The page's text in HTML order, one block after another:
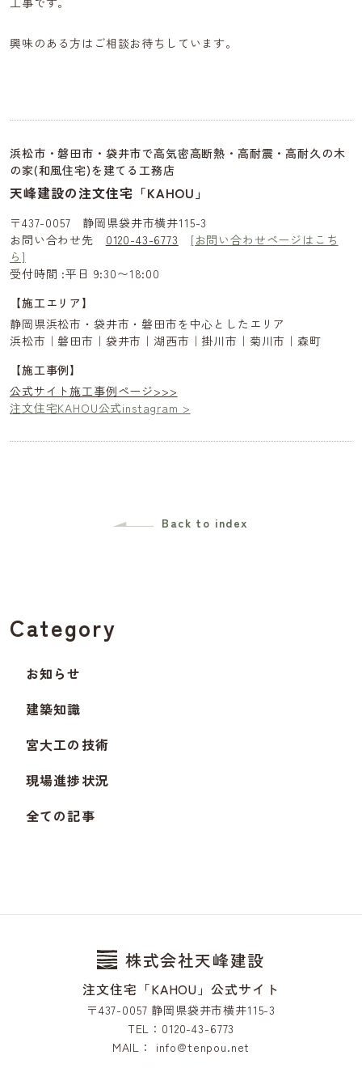
興味のある方はご相談お待ちしています。
浜松市・磐田市・袋井市で高気密高断熱・高耐震・高耐久の木
の家(和風住宅)を建てる工務店
天峰建設の注文住宅「KAHOU」
〒437-0057 静岡県袋井市横井115-3
お問い合わせ先 0120-43-6773
[お問い合わせページはこち
ら]
受付時間 :平日 9:30〜18:00
【施工エリア】
静岡県浜松市・袋井市・磐田市を中心としたエリア
浜松市｜磐田市｜袋井市｜湖西市｜掛川市｜菊川市｜森町
【施工事例】
公式サイト施工事例ページ>>>
注文住宅KAHOU公式instagram >
Back to index
Category
お知らせ
建築知識
宮大工の技術
現場進捗状況
全ての記事
株式会社天峰建設
注文住宅「KAHOU」公式サイト
〒437-0057 静岡県袋井市横井115-3
TEL：0120-43-6773
MAIL： info@tenpou.net